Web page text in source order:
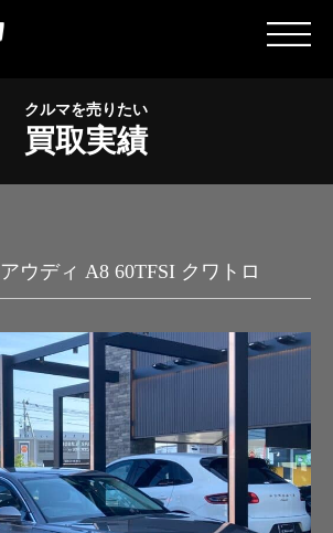
クルマを売りたい
買取実績
ディ A8 60TFSI クワトロ